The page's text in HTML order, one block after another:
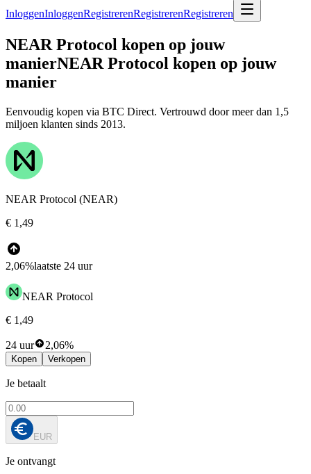
InloggenInloggenRegistrerenRegistrerenRegistreren
NEAR Protocol kopen op jouw
manierNEAR Protocol kopen op jouw
manier
Eenvoudig kopen via BTC Direct. Vertrouwd door meer dan 1,5
miljoen klanten sinds 2013.
NEAR Protocol (NEAR)
€ 1,49
2,06%laatste 24 uur
NEAR Protocol
€ 1,49
24 uur 2,06%
Kopen Verkopen
Je betaalt
EUR
Je ontvangt